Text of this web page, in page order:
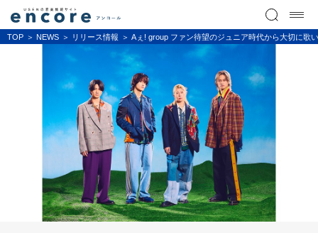
TOP NEWS リリース情報 Aぇ! group ファン待望のジュニア時代から大切に歌